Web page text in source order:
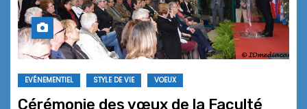
EVÉNEMENTIEL STYLE DE VIE VOEUX
Cérémonie des vœux de la Faculté